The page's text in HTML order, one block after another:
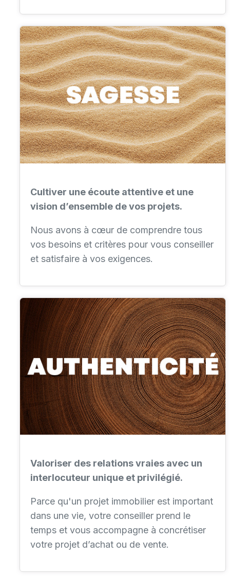
Cultiver une écoute attentive et une
vision d’ensemble de vos projets.
Nous avons à cœur de comprendre tous
vos besoins et critères pour vous conseiller
et satisfaire à vos exigences.
Valoriser des relations vraies avec un
interlocuteur unique et privilégié.
Parce qu'un projet immobilier est important
dans une vie, votre conseiller prend le
temps et vous accompagne à concrétiser
votre projet d’achat ou de vente.